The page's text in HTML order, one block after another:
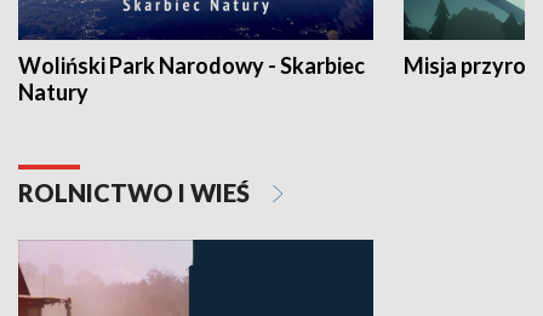
Woliński Park Narodowy - Skarbiec
Natury
Misja
ROLNICTWO I WIEŚ